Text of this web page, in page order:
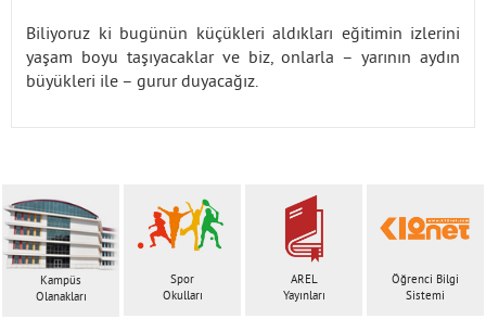
Biliyoruz ki bugünün küçükleri aldıkları eğitimin izlerini
yaşam boyu taşıyacaklar ve biz, onlarla – yarının aydın
büyükleri ile – gurur duyacağız.
Kampüs
Olanakları
Spor
Okulları
AREL
Yayınları
Öğrenci Bilgi
Sistemi